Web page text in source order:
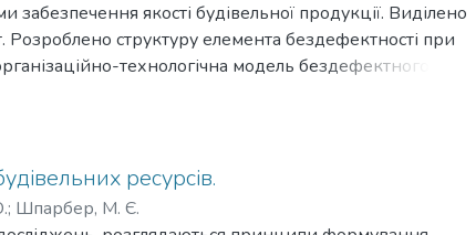
якості будівельної продукції. Виділено
структуру елемента бездефектності при
технологічна модель бездефектного
ресурсів.
; Шпарбер, М. Є.